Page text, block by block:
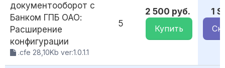
документооборот с
Банком ГПБ ОАО:
Расширение
конфигурации
.cfe 28,10Kb ver:1.0.1.1
5
2 500 руб.
Купить
1